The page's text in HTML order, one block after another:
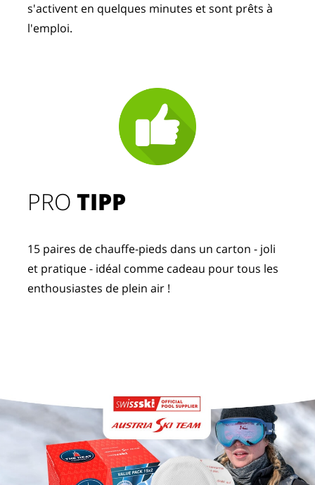
PROTIPP
15 paires de chauffe-pieds dans un carton - joli
et pratique - idéal comme cadeau pour tous les
enthousiastes de plein air !
s'activent en quelques minutes et sont prêts à
l'emploi.